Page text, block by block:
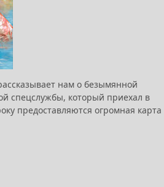
нам о безымянной
спецслужбы, который приехал в
предоставляются огромная карта